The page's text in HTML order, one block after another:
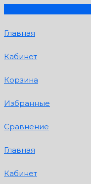
Главная
Кабинет
Корзина
Избранные
Сравнение
Главная
Кабинет